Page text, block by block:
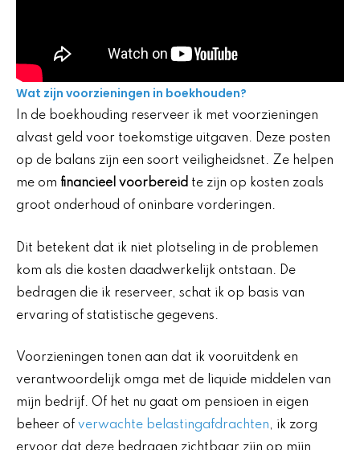
Wat zijn voorzieningen in boekhouden?
In de boekhouding reserveer ik met voorzieningen
alvast geld voor toekomstige uitgaven. Deze posten
op de balans zijn een soort veiligheidsnet. Ze helpen
me om financieel voorbereid te zijn op kosten zoals
groot onderhoud of oninbare vorderingen.
Dit betekent dat ik niet plotseling in de problemen
kom als die kosten daadwerkelijk ontstaan. De
bedragen die ik reserveer, schat ik op basis van
ervaring of statistische gegevens.
Voorzieningen tonen aan dat ik vooruitdenk en
verantwoordelijk omga met de liquide middelen van
mijn bedrijf. Of het nu gaat om pensioen in eigen
beheer of verwachte belastingafdrachten, ik zorg